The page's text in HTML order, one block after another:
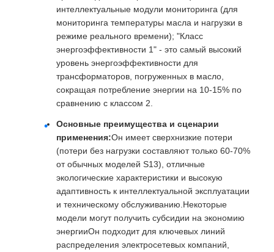
интеллектуальные модули мониторинга (для
мониторинга температуры масла и нагрузки в
режиме реального времени); "Класс
энергоэффективности 1" - это самый высокий
уровень энергоэффективности для
трансформаторов, погруженных в масло,
сокращая потребление энергии на 10-15% по
сравнению с классом 2.
Основные преимущества и сценарии
применения:Он имеет сверхнизкие потери
(потери без нагрузки составляют только 60-70%
от обычных моделей S13), отличные
экологические характеристики и высокую
адаптивность к интеллектуальной эксплуатации
и техническому обслуживанию.Некоторые
модели могут получить субсидии на экономию
энергииОн подходит для ключевых линий
распределения электросетевых компаний,